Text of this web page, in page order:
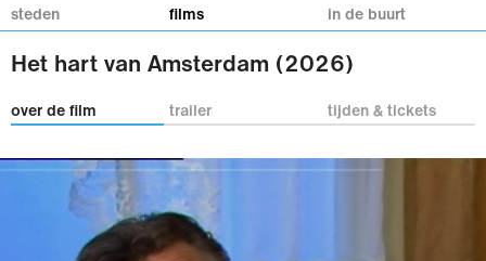
steden films in de buurt
Het hart van Amsterdam (2026)
over de film trailer tijden & tickets